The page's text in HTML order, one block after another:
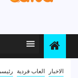
الاخبار العاب فردية